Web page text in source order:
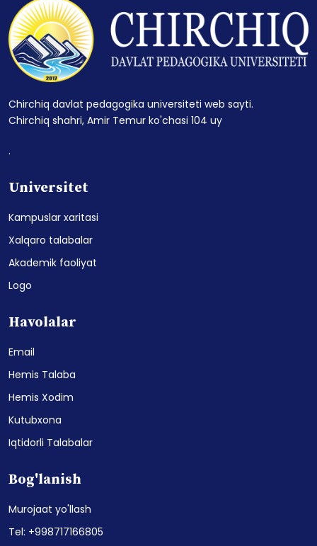
Chirchiq davlat pedagogika universiteti web sayti.
Chirchiq shahri, Amir Temur ko'chasi 104 uy
.
Universitet
Kampuslar xaritasi
Xalqaro talabalar
Akademik faoliyat
Logo
Havolalar
Email
Hemis Talaba
Hemis Xodim
Kutubxona
Iqtidorli Talabalar
Bog'lanish
Murojaat yo'llash
Tel: +998717166805